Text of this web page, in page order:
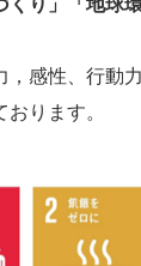
，感性、行動
ります。